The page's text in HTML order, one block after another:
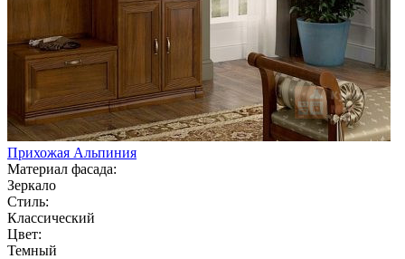
Прихожая Альпиния
Материал фасада:
Зеркало
Стиль:
Классический
Цвет:
Темный